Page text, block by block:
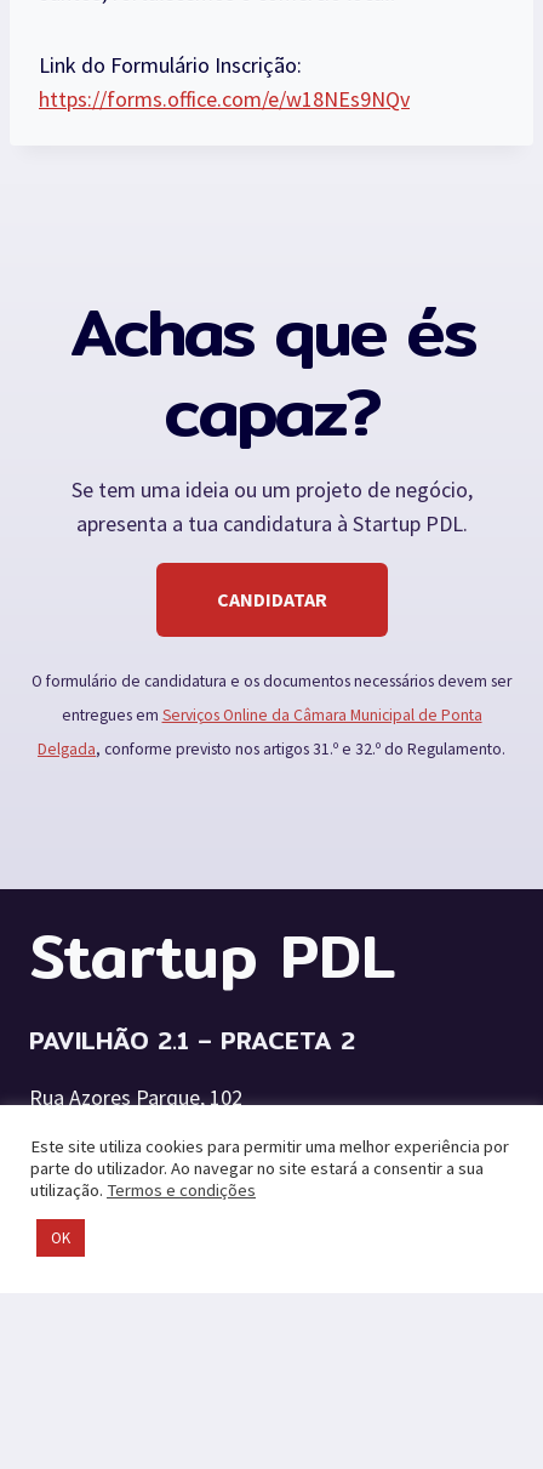
Link do Formulário Inscrição:
https://forms.office.com/e/w18NEs9NQv
Achas que és
capaz?
Se tem uma ideia ou um projeto de negócio,
apresenta a tua candidatura à Startup PDL.
CANDIDATAR
O formulário de candidatura e os documentos necessários devem ser
entregues em Serviços Online da Câmara Municipal de Ponta
Delgada, conforme previsto nos artigos 31.º e 32.º do Regulamento.
Startup PDL
PAVILHÃO 2.1 – PRACETA 2
Rua Azores Parque, 102
+351 296 304 443
startuppdl@mpdelgada.pt
Este site utiliza cookies para permitir uma melhor experiência por
parte do utilizador. Ao navegar no site estará a consentir a sua
utilização. Termos e condições
OK